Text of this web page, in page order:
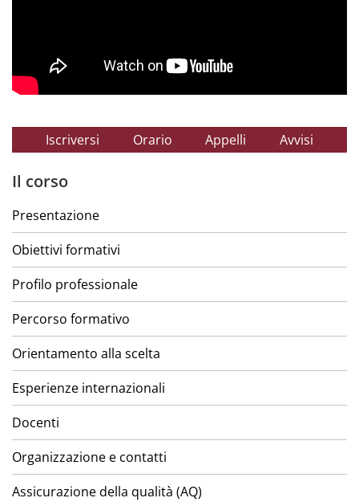
Iscriversi Orario Appelli Avvisi
Il corso
Presentazione
Obiettivi formativi
Profilo professionale
Percorso formativo
Orientamento alla scelta
Esperienze internazionali
Docenti
Organizzazione e contatti
Assicurazione della qualità (AQ)